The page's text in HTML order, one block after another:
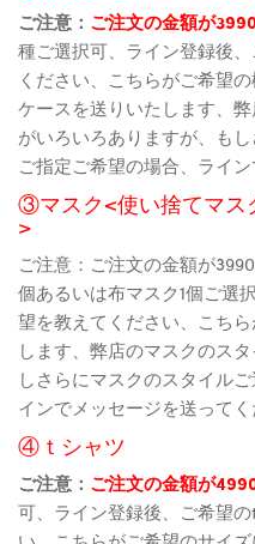
ご注意： ご注文の金額が
種ご選択可、ライン登録後
ください、こちらがご希望
ケースを送りいたします、
がいろいろありますが、も
ご指定ご希望の場合、ライ
③マスク<使い捨てマス
>
ご注意：ご注文の金額が
個あるいは布マスク1個ご選
望を教えてください、こち
します、弊店のマスクのス
しさらにマスクのスタイル
インでメッセージを送って
④ｔシャツ
ご注意： ご注文の金額が
可、ライン登録後、ご希望